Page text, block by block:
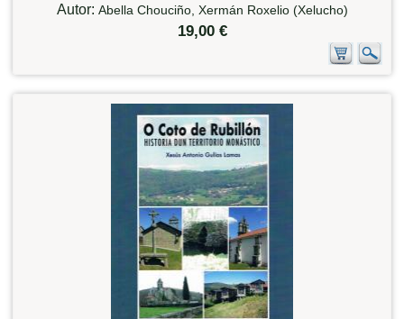
Autor: Abella Chouciño, Xermán Roxelio (Xelucho)
19,00 €